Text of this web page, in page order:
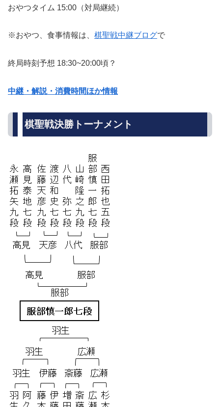
おやつタイム 15:00（対局継続）
※おやつ、食事情報は、 棋聖戦中継ブログで
終局時刻予想 18:30~20:00頃？
中継・解説・消費時間ほか情報
棋聖戦決勝トーナメント